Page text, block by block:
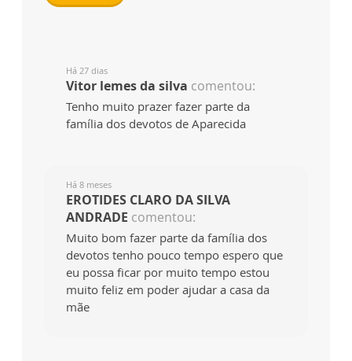
Há 27 dias
Vitor lemes da silva comentou:
Tenho muito prazer fazer parte da
família dos devotos de Aparecida
Há 8 meses
EROTIDES CLARO DA SILVA
ANDRADE comentou:
Muito bom fazer parte da família dos
devotos tenho pouco tempo espero que
eu possa ficar por muito tempo estou
muito feliz em poder ajudar a casa da
mãe